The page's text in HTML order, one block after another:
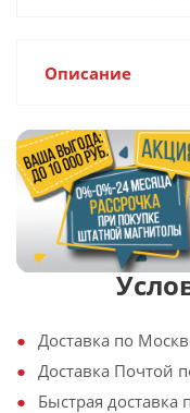
Описание
Доставка по
Доставка Почтой
Быстрая доставка